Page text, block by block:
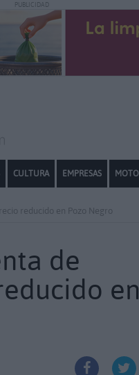
PUBLICIDAD
CULTURA EMPRESAS
reducido en Pozo Negro
de
en